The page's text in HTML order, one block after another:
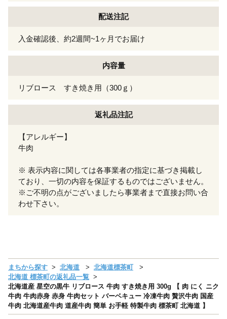
配送注記
入金確認後、約2週間~1ヶ月でお届け
内容量
リブロース すき焼き用（300ｇ）
返礼品注記
【アレルギー】
牛肉
※ 表示内容に関しては各事業者の指定に基づき掲載し
ており、一切の内容を保証するものではございません。
※ご不明の点がございましたら事業者まで直接お問い合
わせ下さい。
まちから探す 北海道
北海道標茶町
北海道 標茶町の返礼品一覧
北海道産 星空の黒牛 リブロース 牛肉 すき焼き用 300g 【 肉 にく ニク
牛肉 牛肉赤身 赤身 牛肉セット バーベキュー 冷凍牛肉 贅沢牛肉 国産
牛肉 北海道産牛肉 道産牛肉 簡単 お手軽 特製牛肉 標茶町 北海道 】